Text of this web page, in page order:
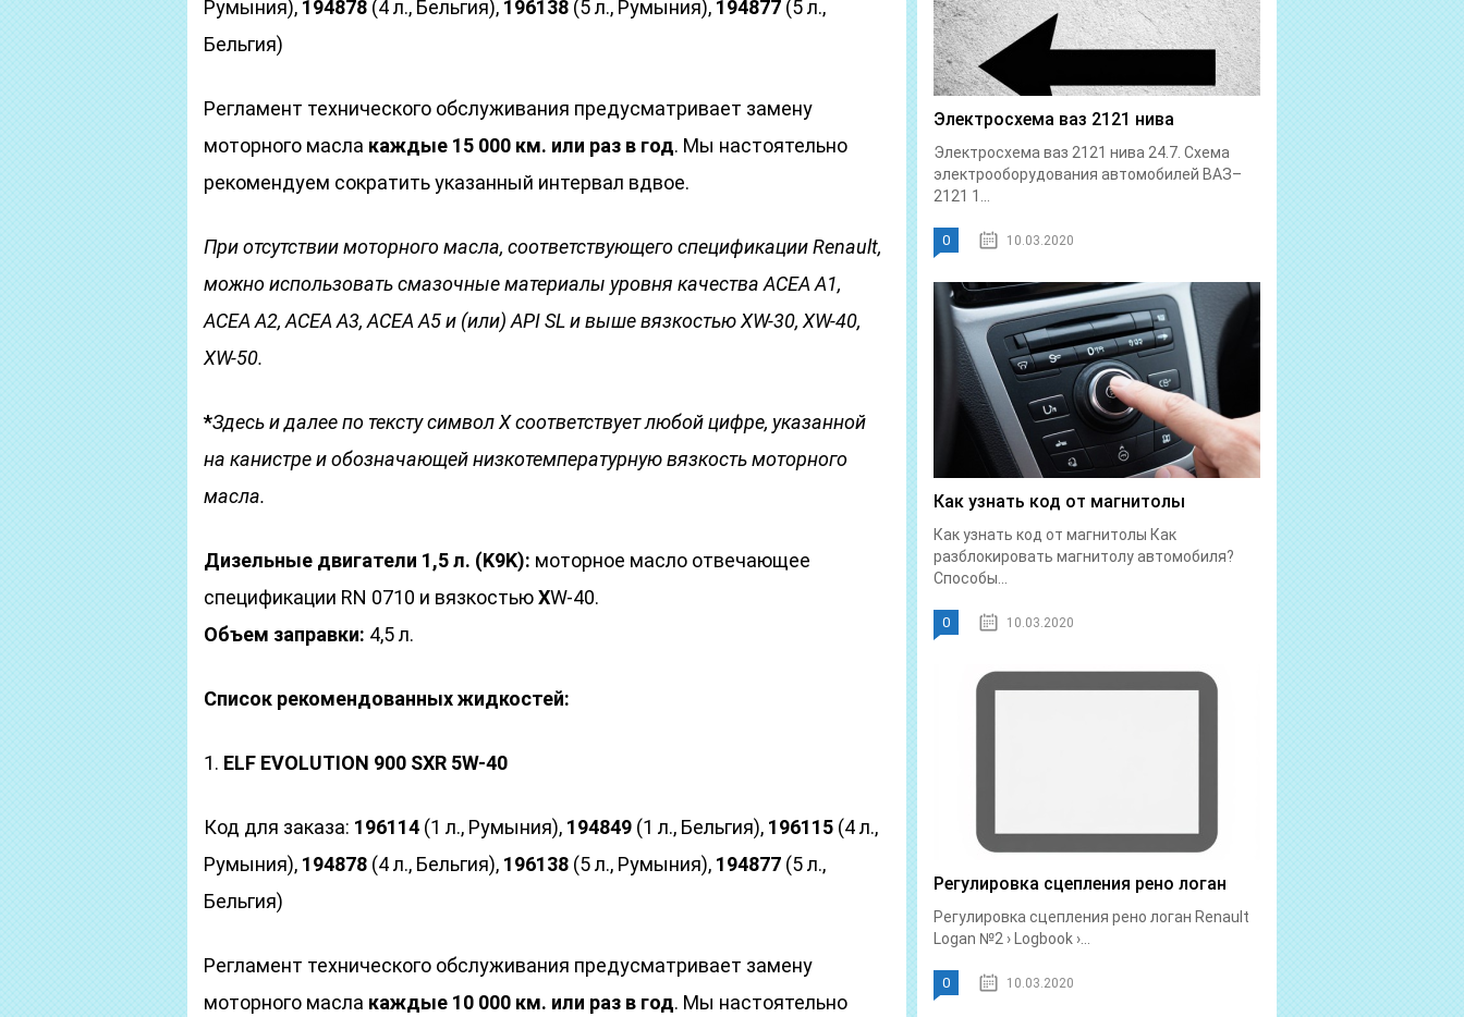
Румыния), 194878 (4 л., Бельгия), 196138 (5 л., Румыния), 194877 (5 л.,
Бельгия)
Регламент технического обслуживания предусматривает замену
моторного масла каждые 15 000 км. или раз в год. Мы настоятельно
рекомендуем сократить указанный интервал вдвое.
При отсутствии моторного масла, соответствующего спецификации Renault,
можно использовать смазочные материалы уровня качества ACEA A1,
ACEA A2, ACEA A3, ACEA A5 и (или) API SL и выше вязкостью ХW-30, ХW-40,
ХW-50.
*Здесь и далее по тексту символ X соответствует любой цифре, указанной
на канистре и обозначающей низкотемпературную вязкость моторного
масла.
Дизельные двигатели 1,5 л. (K9K): моторное масло отвечающее
спецификации RN 0710 и вязкостьюХW-40.
Объем заправки: 4,5 л.
Список рекомендованных жидкостей:
1. ELF EVOLUTION 900 SXR 5W-40
Код для заказа: 196114 (1 л., Румыния), 194849 (1 л., Бельгия), 196115 (4 л.,
Румыния), 194878 (4 л., Бельгия), 196138 (5 л., Румыния), 194877 (5 л.,
Бельгия)
Регламент технического обслуживания предусматривает замену
моторного масла каждые 10 000 км. или раз в год. Мы настоятельно
Электросхема ваз 2121 нива
Электросхема ваз 2121 нива 24.7. Схема
электрооборудования автомобилей ВАЗ–
2121 1...
0 10.03.2020
Как узнать код от магнитолы
Как узнать код от магнитолы Как
разблокировать магнитолу автомобиля?
Способы...
0 10.03.2020
Регулировка сцепления рено логан
Регулировка сцепления рено логан Renault
Logan №2 › Logbook ›...
0 10.03.2020